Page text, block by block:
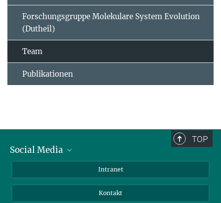
Forschungsgruppe Molekulare System Evolution
(Dutheil)
Team
Publikationen
TOP
Social Media
Intranet
Kontakt